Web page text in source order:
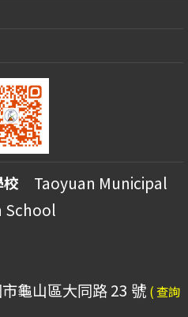
Taoyuan Municipal
School
龜山區大同路 23 號 ( 查詢